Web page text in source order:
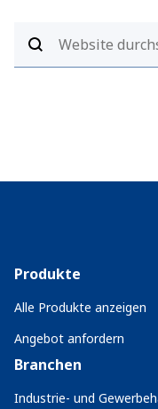
Produkte
Alle Produkte anzeigen
Angebot anfordern
Branchen
Industrie- und